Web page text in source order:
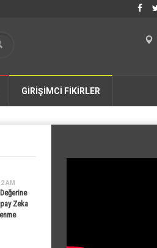
GİRİŞİMCİ FİKİRLER
AM
Zeka